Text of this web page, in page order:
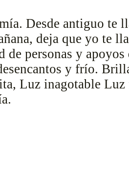
Desde antiguo te
deja que yo te
de personas y apoyos
y frío.
Luz inagotable Luz